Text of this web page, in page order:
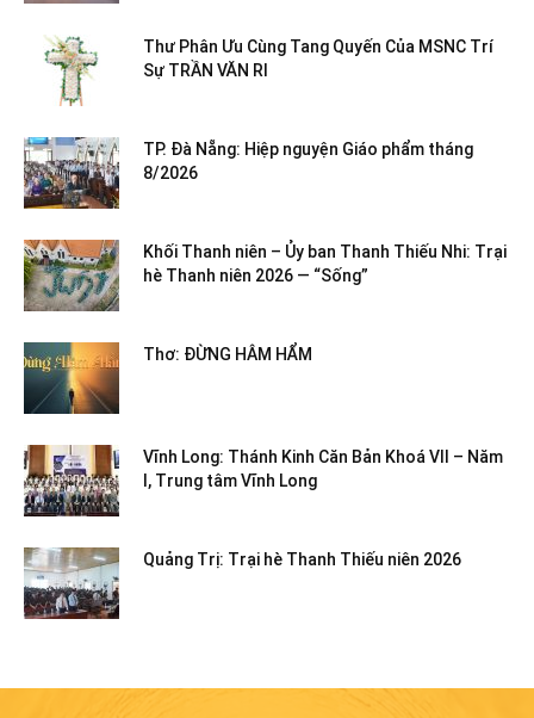
Thư Phân Ưu Cùng Tang Quyến Của MSNC Trí
Sự TRẦN VĂN RI
TP. Đà Nẵng: Hiệp nguyện Giáo phẩm tháng
8/2026
Khối Thanh niên – Ủy ban Thanh Thiếu Nhi: Trại
hè Thanh niên 2026 — “Sống”
Thơ: ĐỪNG HÂM HẨM
Vĩnh Long: Thánh Kinh Căn Bản Khoá VII – Năm
I, Trung tâm Vĩnh Long
Quảng Trị: Trại hè Thanh Thiếu niên 2026